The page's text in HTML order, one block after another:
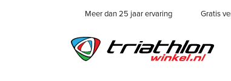
Meer dan 25 jaar ervaring Gratis